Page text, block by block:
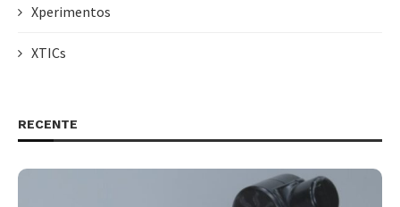
Xperimentos
XTICs
RECENTE